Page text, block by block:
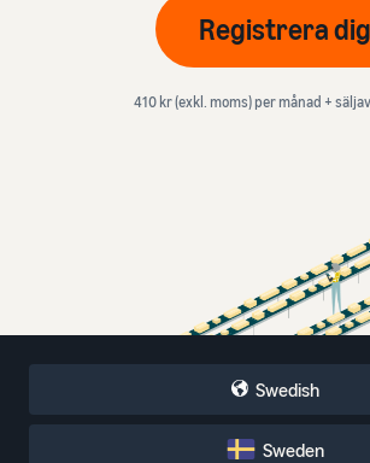
Registrera dig
410 kr (exkl. moms) per månad +
Swedish
Sweden